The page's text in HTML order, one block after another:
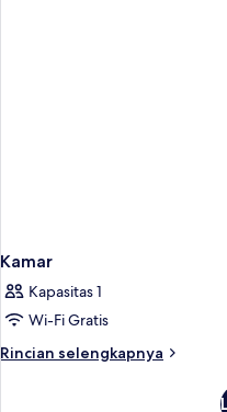
Kamar
Kapasitas 1
Wi-Fi Gratis
Rincian selengkapnya
Rincian